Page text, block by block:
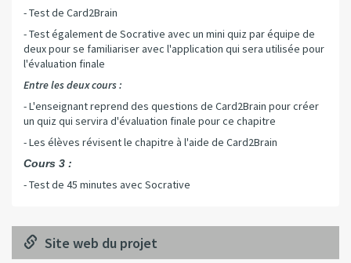
- Test de Card2Brain
- Test également de Socrative avec un mini quiz par équipe de
deux pour se familiariser avec l'application qui sera utilisée pour
l'évaluation finale
Entre les deux cours :
- L'enseignant reprend des questions de Card2Brain pour créer
un quiz qui servira d'évaluation finale pour ce chapitre
- Les élèves révisent le chapitre à l'aide de Card2Brain
Cours 3 :
- Test de 45 minutes avec Socrative
Site web du projet